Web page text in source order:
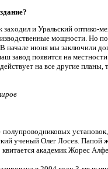
и Уральский оптико-
мощности. Но
начале июня мы заключили
завод появится на
на все другие
ученый Олег Лосев.
академик Жорес